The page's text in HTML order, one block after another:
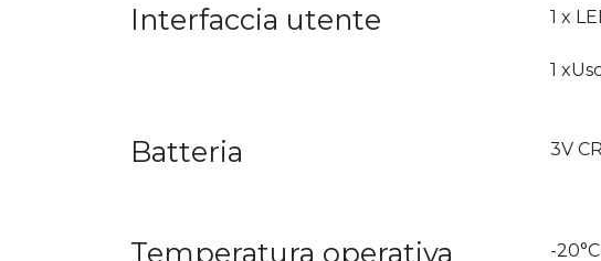
Interfaccia utente 1 x
1
Batteria 3V
Temperatura operativa -